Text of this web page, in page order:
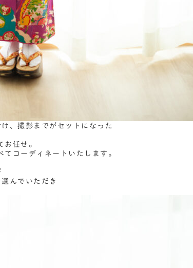
、撮影までがセットになった
任せ。
コーディネートいたします。
んでいただき